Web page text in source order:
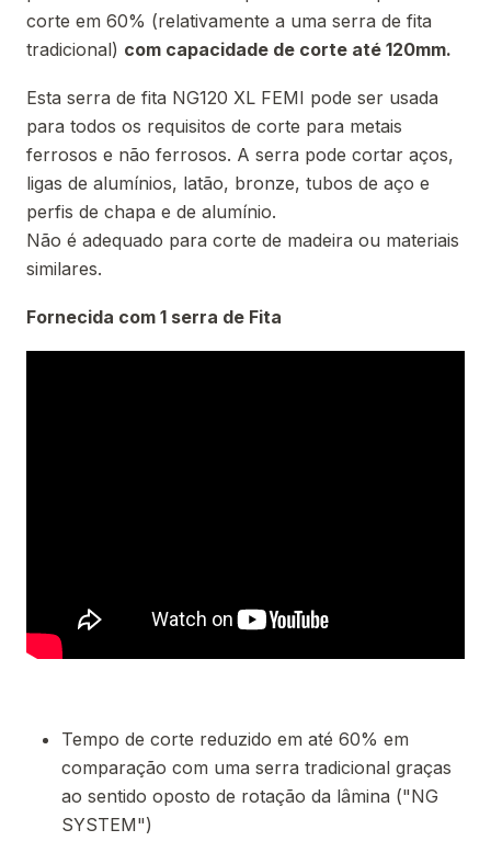
corte em 60% (relativamente a uma serra de fita
tradicional) com capacidade de corte até 120mm.
Esta serra de fita NG120 XL FEMI pode ser usada
para todos os requisitos de corte para metais
ferrosos e não ferrosos. A serra pode cortar aços,
ligas de alumínios, latão, bronze, tubos de aço e
perfis de chapa e de alumínio.
Não é adequado para corte de madeira ou materiais
similares.
Fornecida com 1 serra de Fita
Tempo de corte reduzido em até 60% em
comparação com uma serra tradicional graças
ao sentido oposto de rotação da lâmina ("NG
SYSTEM")